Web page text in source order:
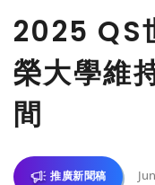
2025 QS
榮大學維
間
推廣新聞稿